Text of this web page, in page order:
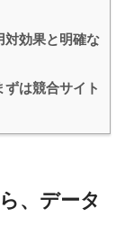
対効果と明確な
は競合サイト
、データ